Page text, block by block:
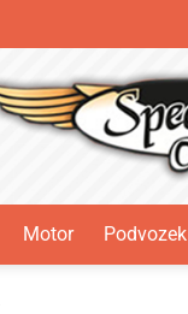
Motor Podvozek